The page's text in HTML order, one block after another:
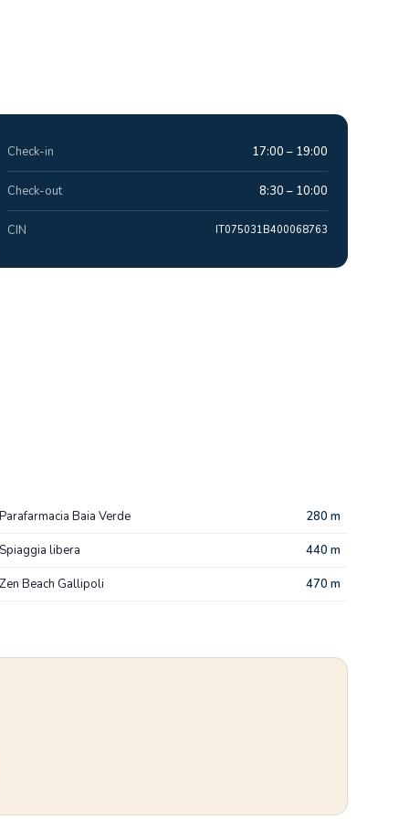
Check-in 17:00 – 19:00
Check-out 8:30 – 10:00
CIN IT075031B400068763
Parafarmacia Baia Verde 280 m
Spiaggia libera 440 m
Zen Beach Gallipoli 470 m